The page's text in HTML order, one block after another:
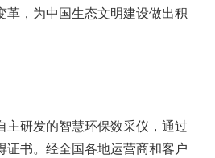
革，为中国生态文明建设做出积
主研发的智慧环保数采仪，通过
证书。经全国各地运营商和客户